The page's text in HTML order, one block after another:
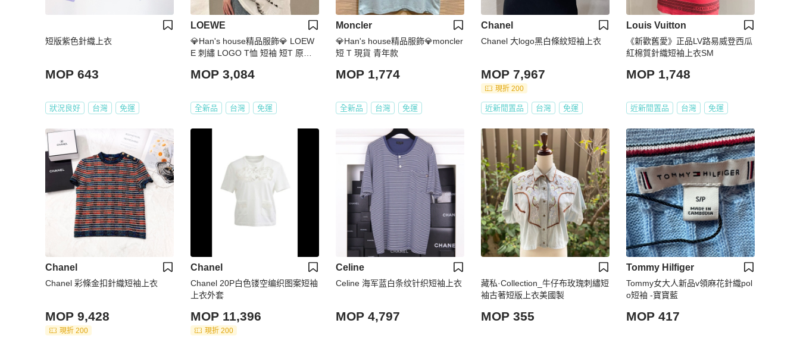
短版紫色針織上衣
MOP 643
狀況良好 台灣 免運
LOEWE
💎Han's house精品服飾💎 LOEW
E 刺繡 LOGO T恤 短袖 短T 原價2
MOP 3,084
全新品 台灣 免運
Moncler
💎Han's house精品服飾💎moncler
短 T 現貨 青年款
MOP 1,774
全新品 台灣 免運
Chanel
Chanel 大logo黑白條紋短袖上衣
MOP 7,967
現折 200
近新閒置品 台灣 免運
Louis Vuitton
《新歡舊愛》正品LV路易威登西瓜
紅棉質針織短袖上衣SM
MOP 1,748
近新閒置品 台灣 免運
Chanel
Chanel 彩條金扣針織短袖上衣
MOP 9,428
現折 200
Chanel
Chanel 20P白色镂空编织图案短袖
上衣外套
MOP 11,396
現折 200
Celine
Celine 海军蓝白条纹针织短袖上衣
MOP 4,797
藏私·Collection_牛仔布玫瑰刺繡短
袖古著短版上衣美國製
MOP 355
Tommy Hilfiger
Tommy女大人新品v領麻花針織pol
o短袖 -寶寶藍
MOP 417